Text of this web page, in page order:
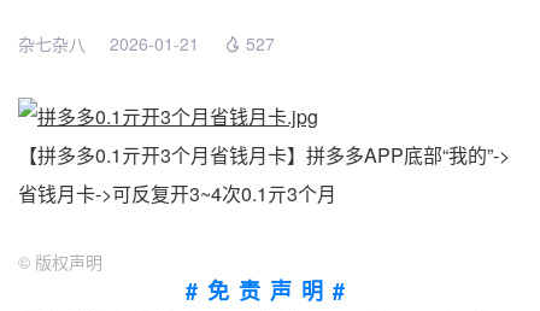
杂七杂八 2026-01-21 527
【拼多多0.1亓开3个月省钱月卡】拼多多APP底部“我的”->
省钱月卡->可反复开3~4次0.1亓3个月
© 版权声明
#免责声明#